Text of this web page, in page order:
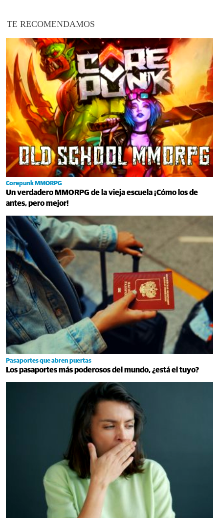
TE RECOMENDAMOS
Corepunk MMORPG
Un verdadero MMORPG de la vieja escuela ¡Cómo los de
antes, pero mejor!
Pasaportes que abren puertas
Los pasaportes más poderosos del mundo, ¿está el tuyo?